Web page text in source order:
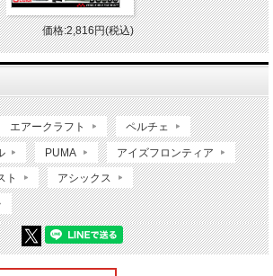
価格:2,816円(税込)
エアークラフト ペルチェ
PUMA アイズフロンティア
ト アシックス